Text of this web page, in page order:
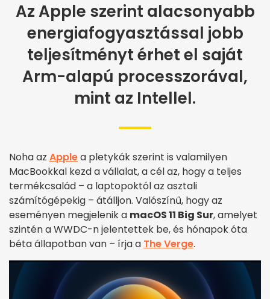
Az Apple szerint alacsonyabb
energiafogyasztással jobb
teljesítményt érhet el saját
Arm-alapú processzorával,
mint az Intellel.
Noha az Applea pletykák szerint is valamilyen
MacBookkal kezd a vállalat, a cél az, hogy a teljes
termékcsalád – a laptopoktól az asztali
számítógépekig – átálljon. Valószínű, hogy az
eseményen megjelenik a macOS 11 Big Sur, amelyet
szintén a WWDC-n jelentettek be, és hónapok óta
béta állapotban van – írja a The Verge.